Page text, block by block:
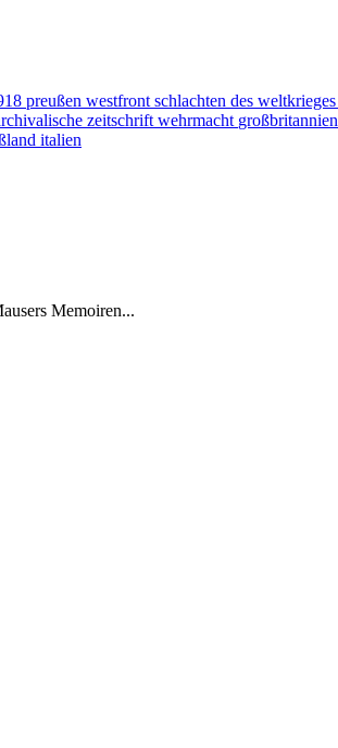
preußen westfront schlachten des weltkrieges
zeitschrift wehrmacht großbritannien
italien
Memoiren...